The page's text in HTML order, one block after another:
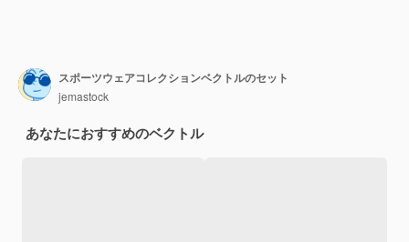
スポーツウェアコレクションベクトルのセット
jemastock
あなたにおすすめのベクトル